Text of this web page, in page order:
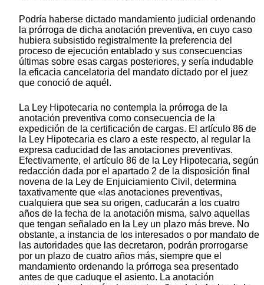
Podría haberse dictado mandamiento judicial ordenando
la prórroga de dicha anotación preventiva, en cuyo caso
hubiera subsistido registralmente la preferencia del
proceso de ejecución entablado y sus consecuencias
últimas sobre esas cargas posteriores, y sería indudable
la eficacia cancelatoria del mandato dictado por el juez
que conoció de aquél.
La Ley Hipotecaria no contempla la prórroga de la
anotación preventiva como consecuencia de la
expedición de la certificación de cargas. El artículo 86 de
la Ley Hipotecaria es claro a este respecto, al regular la
expresa caducidad de las anotaciones preventivas.
Efectivamente, el artículo 86 de la Ley Hipotecaria, según
redacción dada por el apartado 2 de la disposición final
novena de la Ley de Enjuiciamiento Civil, determina
taxativamente que «las anotaciones preventivas,
cualquiera que sea su origen, caducarán a los cuatro
años de la fecha de la anotación misma, salvo aquellas
que tengan señalado en la Ley un plazo más breve. No
obstante, a instancia de los interesados o por mandato de
las autoridades que las decretaron, podrán prorrogarse
por un plazo de cuatro años más, siempre que el
mandamiento ordenando la prórroga sea presentado
antes de que caduque el asiento. La anotación